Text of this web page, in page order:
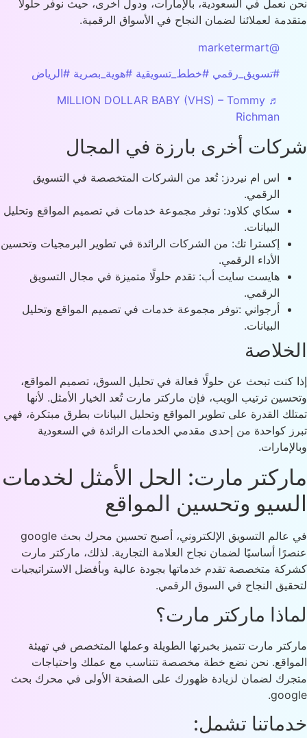
نعمل في السعودية، بالإمارات، ودول أخرى، حيث نوفر حلولًا
لعملائنا لضمان النجاح في الأسواق الرقمية.
#تسويق_رقمي #خطط_تسويقية #هوية_بصرية #الرياض
♬ MILLION DOLLAR BABY (VHS) – Tommy
Richman
أخرى بارزة في المجال
اس ام نيردز: تُعد من الشركات المتخصصة في التسويق
الرقمي.
سكاي كلاود: توفر مجموعة خدمات في تصميم المواقع وتحليل
البيانات.
إكسترا تك: من الشركات الرائدة في تطوير البرمجيات وتحسين
الأداء الرقمي.
هايست سايت أب: تقدم حلولًا متميزة في مجال التسويق
الرقمي.
أرجواني :توفر مجموعة خدمات في تصميم المواقع وتحليل
البيانات.
كنت تبحث عن حلولًا فعالة في تحليل السوق، تصميم المواقع،
ترتيب الويب، فإن ماركتر مارت تُعد الخيار الأمثل. لأنها
القدرة على تطوير المواقع وتحليل البيانات بطرق مبتكرة، فهي
كواحدة من إحدى مقدمي الخدمات الرائدة في السعودية
مارت: الحل الأمثل لخدمات
وتحسين المواقع
في عالم التسويق الإلكتروني، أصبح تحسين محرك بحث google
أساسيًا لضمان نجاح العلامة التجارية. لذلك، ماركتر مارت
متخصصة تقدم خدماتها بجودة عالية وبأفضل الاستراتيجيات
النجاح في السوق الرقمي.
ماركتر مارت؟
مارت تتميز بخبرتها الطويلة وعملها المتخصص في تهيئة
نحن نضع خطة مخصصة تتناسب مع عملك واحتياجات
لضمان لزيادة ظهورك على الصفحة الأولى في محرك بحث
تشمل: